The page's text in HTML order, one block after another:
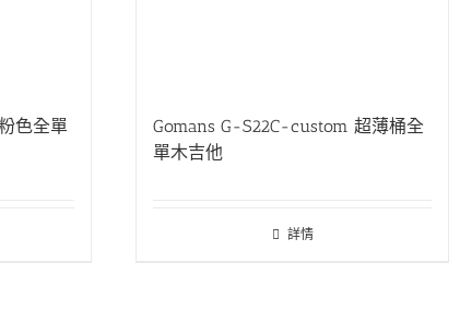
色全單
Gomans G-S22C-custom 超薄桶全
單木吉他
詳情